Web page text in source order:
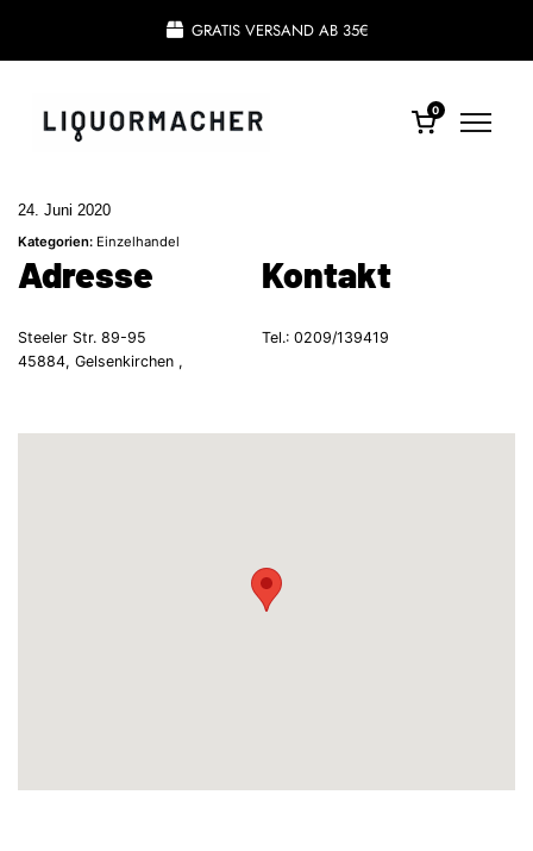
GRATIS VERSAND AB 35€
0
24. Juni 2020
Kategorien: Einzelhandel
Adresse
Steeler Str. 89-95
45884, Gelsenkirchen ,
Kontakt
Tel.: 0209/139419